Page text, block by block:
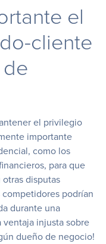
el
cliente
el privilegio
importante
como los
para que
disputas
podrían
durante una
injusta sobre
dueño de negocio!